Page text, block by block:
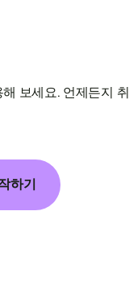
보세요. 언제든지 취
하기